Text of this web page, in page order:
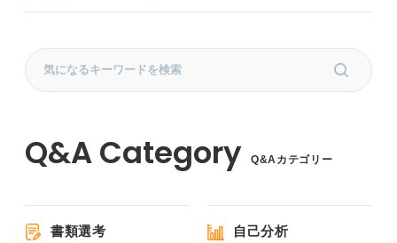
Q&Aカテゴリー
書類選考 自己分析